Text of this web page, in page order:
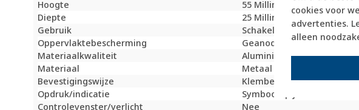
cookies voor
advertenties.
alleen
Hoogte
55 Millimeter (mm)
Diepte
25 Millimeter (mm)
Gebruik
Schakelaar / drukker
Oppervlaktebescherming
Geanodiseerd /
Materiaalkwaliteit
Aluminium
Materiaal
Metaal
Bevestigingswijze
Klembevestiging
Opdruk/indicatie
Symbool "pijlen"
Controlevenster/verlicht
Nee